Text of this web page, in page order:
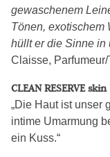
gewaschenem
Tönen, exotischem
hüllt er die Sinne in
Claisse,
CLEAN RESERVE
„Die Haut ist unser
intime Umarmung
ein Kuss.“